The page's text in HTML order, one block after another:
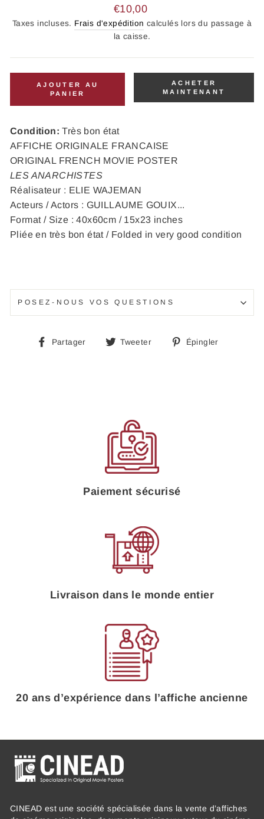
Prix
régulier
€10,00
Taxes incluses. Frais d'expédition calculés lors du passage à
la caisse.
AJOUTER AU
PANIER
ACHETER
MAINTENANT
Condition: Très bon état
AFFICHE ORIGINALE FRANCAISE
ORIGINAL FRENCH MOVIE POSTER
LES ANARCHISTES
Réalisateur : ELIE WAJEMAN
Acteurs / Actors : GUILLAUME GOUIX...
Format / Size : 40x60cm / 15x23 inches
Pliée en très bon état / Folded in very good condition
POSEZ-NOUS VOS QUESTIONS
Partager
PartagerTweeter
TweeterÉpingler
Paiement sécurisé
Livraison dans le monde entier
20 ans d’expérience dans l’affiche ancienne
CINEAD est une société spécialisée dans la vente d’affiches